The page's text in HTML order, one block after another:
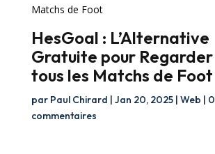
Matchs de Foot
HesGoal : L’Alternative
Gratuite pour Regarder
tous les Matchs de Foot
par Paul Chirard | Jan 20, 2025| Web | 0
commentaires